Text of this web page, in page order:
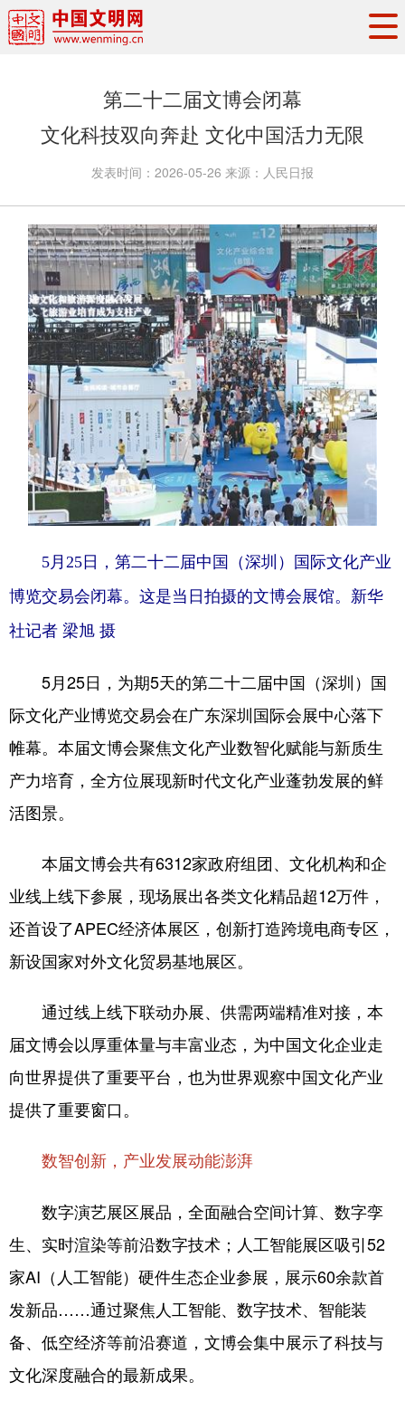
资讯联播
地方交流
文明培育
文明实践
文明创建
文明矩阵
第二十二届文博会闭幕
文化科技双向奔赴 文化中国活力无限
发表时间： 2026-05-26 来源： 人民日报
5月25日，第二十二届中国（深圳）国际文化产业
博览交易会闭幕。这是当日拍摄的文博会展馆。新华
社记者 梁旭 摄
5月25日，为期5天的第二十二届中国（深圳）国
际文化产业博览交易会在广东深圳国际会展中心落下
帷幕。本届文博会聚焦文化产业数智化赋能与新质生
产力培育，全方位展现新时代文化产业蓬勃发展的鲜
活图景。
本届文博会共有6312家政府组团、文化机构和企
业线上线下参展，现场展出各类文化精品超12万件，
还首设了APEC经济体展区，创新打造跨境电商专区，
新设国家对外文化贸易基地展区。
通过线上线下联动办展、供需两端精准对接，本
届文博会以厚重体量与丰富业态，为中国文化企业走
向世界提供了重要平台，也为世界观察中国文化产业
提供了重要窗口。
数智创新，产业发展动能澎湃
数字演艺展区展品，全面融合空间计算、数字孪
生、实时渲染等前沿数字技术；人工智能展区吸引52
家AI（人工智能）硬件生态企业参展，展示60余款首
发新品……通过聚焦人工智能、数字技术、智能装
备、低空经济等前沿赛道，文博会集中展示了科技与
文化深度融合的最新成果。